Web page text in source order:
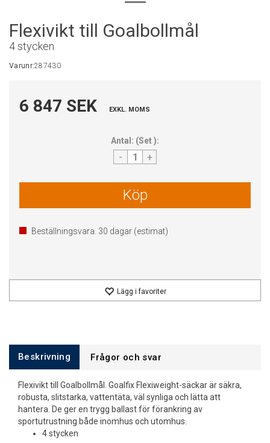
Flexivikt till Goalbollmål
4 stycken
Varunr:287430
6 847 SEK EXKL. MOMS
Antal: (Set):
- +
Köp
Beställningsvara. 30 dagar (estimat)
Lägg i favoriter
Beskrivning Frågor och svar
Flexivikt till Goalbollmål. Goalfix Flexiweight-säckar är säkra,
robusta, slitstarka, vattentäta, väl synliga och lätta att
hantera. De ger en trygg ballast för förankring av
sportutrustning både inomhus och utomhus.
4 stycken